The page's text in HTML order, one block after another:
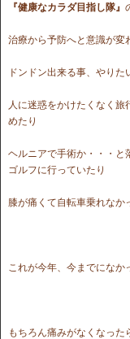
『健康なカラダ目指し隊』
治療から予防へと意識が変
ドンドン出来る事、やりた
人に迷惑をかけたくなく
めたり
ヘルニアで手術か・・・と
ゴルフに行っていたり
膝が痛くて自転車乗れなか
これが今年、今までになか
もちろん痛みがなくなっ